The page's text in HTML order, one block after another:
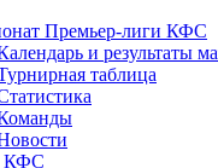
Премьер-лиги КФС
и результаты
таблица
КФС